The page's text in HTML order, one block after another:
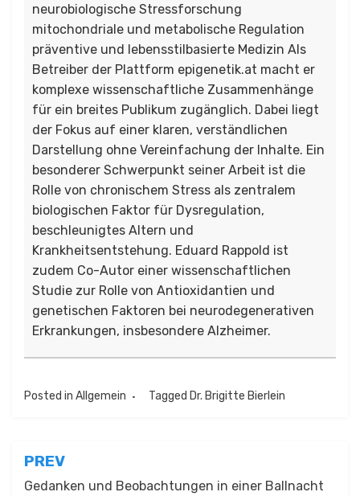
neurobiologische Stressforschung
mitochondriale und metabolische Regulation
präventive und lebensstilbasierte Medizin Als
Betreiber der Plattform epigenetik.at macht er
komplexe wissenschaftliche Zusammenhänge
für ein breites Publikum zugänglich. Dabei liegt
der Fokus auf einer klaren, verständlichen
Darstellung ohne Vereinfachung der Inhalte. Ein
besonderer Schwerpunkt seiner Arbeit ist die
Rolle von chronischem Stress als zentralem
biologischen Faktor für Dysregulation,
beschleunigtes Altern und
Krankheitsentstehung. Eduard Rappold ist
zudem Co-Autor einer wissenschaftlichen
Studie zur Rolle von Antioxidantien und
genetischen Faktoren bei neurodegenerativen
Erkrankungen, insbesondere Alzheimer.
Posted in Allgemein Tagged Dr. Brigitte Bierlein
Beitragsnavigation
PREV
Gedanken und Beobachtungen in einer Ballnacht